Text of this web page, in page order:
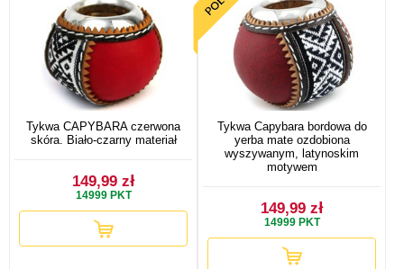
Tykwa CAPYBARA czerwona
skóra. Biało-czarny materiał
149,99 zł
14999PKT
Tykwa Capybara bordowa do
yerba mate ozdobiona
wyszywanym, latynoskim
motywem
149,99 zł
14999PKT